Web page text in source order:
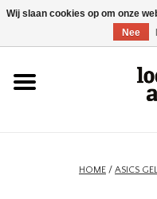
HOME
HOME / ASICS
Wij slaan cookies op om onze
Nee